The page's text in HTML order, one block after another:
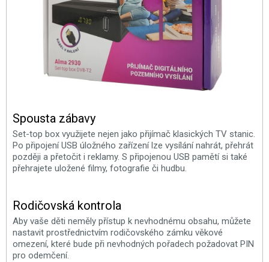
Spousta zábavy
Set-top box využijete nejen jako přijímač klasických TV stanic.
Po připojení USB úložného zařízení lze vysílání nahrát, přehrát
později a přetočit i reklamy. S připojenou USB pamětí si také
přehrajete uložené filmy, fotografie či hudbu.
Rodičovská kontrola
Aby vaše děti neměly přístup k nevhodnému obsahu, můžete
nastavit prostřednictvím rodičovského zámku věkové
omezení, které bude při nevhodných pořadech požadovat PIN
pro odemčení.